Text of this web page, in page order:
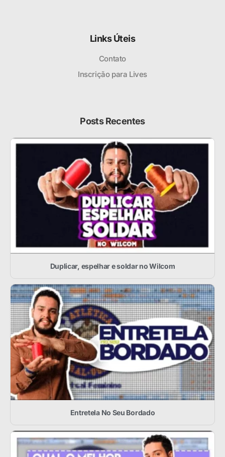
Links Úteis
Contato
Inscrição para Lives
Posts Recentes
Duplicar, espelhar e soldar no Wilcom
Entretela No Seu Bordado